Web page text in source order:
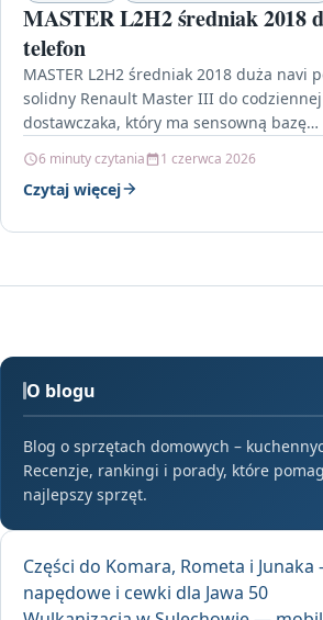
MASTER L2H2 średniak 2018
telefon
MASTER L2H2 średniak 2018 duża navi
solidny Renault Master III do codziennej
dostawczaka, który ma sensowną bazę…
6 minuty czytania 1 czerwca 2026
Czytaj więcej
O blogu
Blog o sprzętach domowych –
Recenzje, rankingi i porady, które
najlepszy sprzęt.
Części do Komara, Rometa i
napędowe i cewki dla Jawa 50